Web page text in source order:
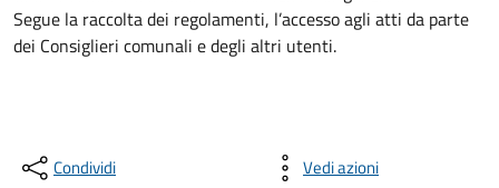
Segue la raccolta dei regolamenti, l’accesso agli atti da parte
dei Consiglieri comunali e degli altri utenti.
Condividi Vedi azioni